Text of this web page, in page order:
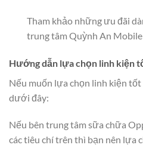
Tham khảo những ưu đãi
trung tâm Quỳnh An
Hướng dẫn lựa chọn linh kiện
Nếu muốn lựa chọn linh kiện
dưới đây:
Nếu bên trung tâm sữa chữa
các tiêu chí trên thì bạn nên lựa